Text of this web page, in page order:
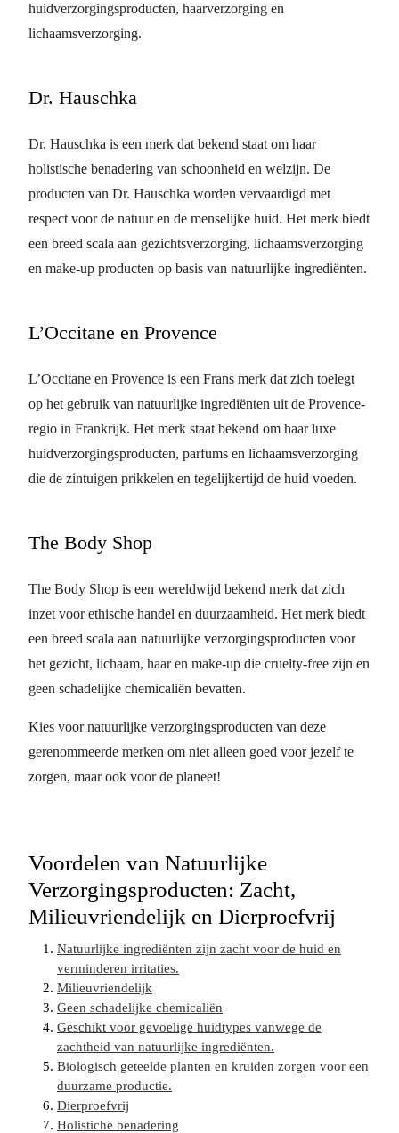
huidverzorgingsproducten, haarverzorging en
lichaamsverzorging.
Dr. Hauschka
Dr. Hauschka is een merk dat bekend staat om haar
holistische benadering van schoonheid en welzijn. De
producten van Dr. Hauschka worden vervaardigd met
respect voor de natuur en de menselijke huid. Het merk biedt
een breed scala aan gezichtsverzorging, lichaamsverzorging
en make-up producten op basis van natuurlijke ingrediënten.
L’Occitane en Provence
L’Occitane en Provence is een Frans merk dat zich toelegt
op het gebruik van natuurlijke ingrediënten uit de Provence-
regio in Frankrijk. Het merk staat bekend om haar luxe
huidverzorgingsproducten, parfums en lichaamsverzorging
die de zintuigen prikkelen en tegelijkertijd de huid voeden.
The Body Shop
The Body Shop is een wereldwijd bekend merk dat zich
inzet voor ethische handel en duurzaamheid. Het merk biedt
een breed scala aan natuurlijke verzorgingsproducten voor
het gezicht, lichaam, haar en make-up die cruelty-free zijn en
geen schadelijke chemicaliën bevatten.
Kies voor natuurlijke verzorgingsproducten van deze
gerenommeerde merken om niet alleen goed voor jezelf te
zorgen, maar ook voor de planeet!
Voordelen van Natuurlijke
Verzorgingsproducten: Zacht,
Milieuvriendelijk en Dierproefvrij
Natuurlijke ingrediënten zijn zacht voor de huid en
verminderen irritaties.
Milieuvriendelijk
Geen schadelijke chemicaliën
Geschikt voor gevoelige huidtypes vanwege de
zachtheid van natuurlijke ingrediënten.
Biologisch geteelde planten en kruiden zorgen voor een
duurzame productie.
Dierproefvrij
Holistiche benadering